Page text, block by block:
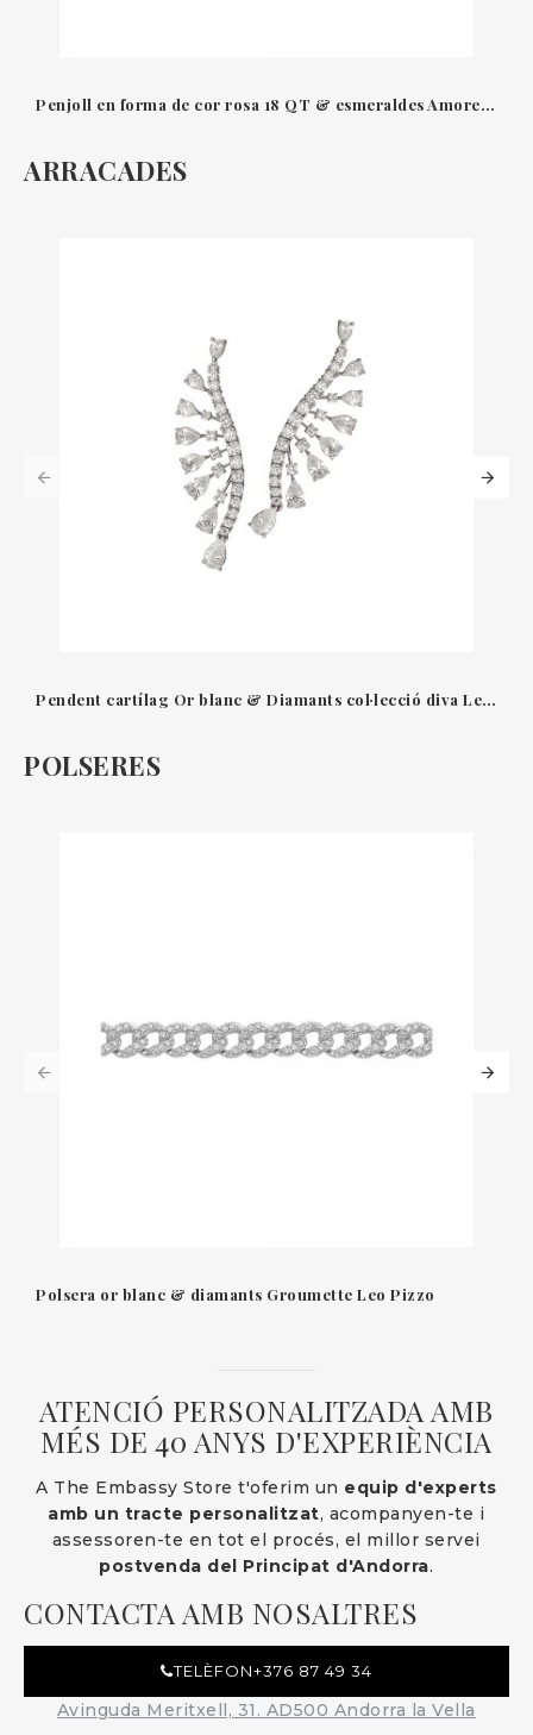
Penjoll en forma de cor rosa 18 QT & esmeraldes Amore Leo Pizzo
ARRACADES
Pendent cartílag Or blanc & Diamants col·lecció diva Leopizzo
POLSERES
Polsera or blanc & diamants Groumette Leo Pizzo
ATENCIÓ PERSONALITZADA AMB
MÉS DE 40 ANYS D'EXPERIÈNCIA
A The Embassy Store t'oferim un equip d'experts
amb un tracte personalitzat, acompanyen-te i
assessoren-te en tot el procés, el millor servei
postvenda del Principat d'Andorra.
CONTACTA AMB NOSALTRES
TELÈFON+376 87 49 34
Avinguda Meritxell, 31. AD500 Andorra la Vella